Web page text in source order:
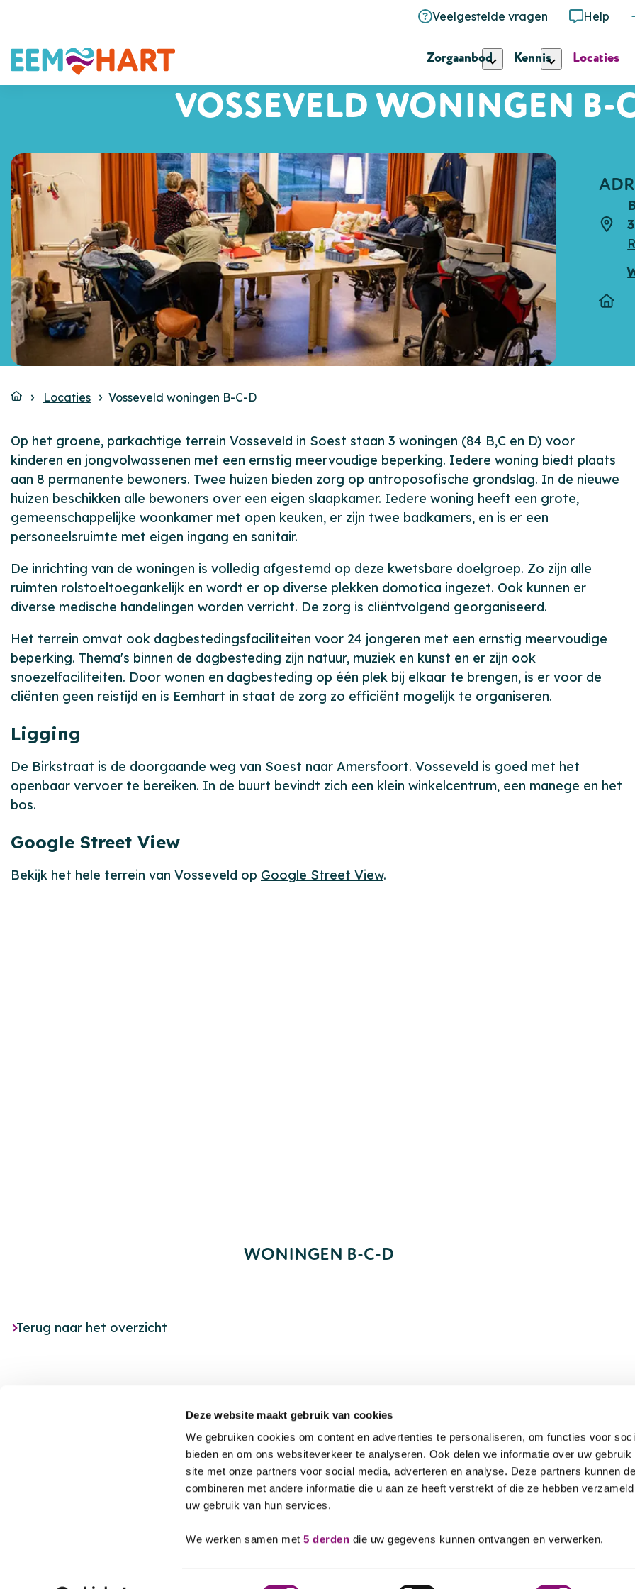
Deze website maakt gebruik van cookies
We gebruiken cookies om content en advertenties te personaliseren, om functies voor
bieden en om ons websiteverkeer te analyseren. Ook delen we informatie over uw gebruik
site met onze partners voor social media, adverteren en analyse. Deze partners kunnen
combineren met andere informatie die u aan ze heeft verstrekt of die ze hebben
uw gebruik van hun services.
We werken samen met5 derden die uw gegevens kunnen ontvangen en verwerken.
Veelgestelde vragen Help
Zorgaanbod Kennis Locaties
VOSSEVELD WONINGEN B-
Adres
Type
Locaties Vosseveld woningen B-C-D
Op het groene, parkachtige terrein Vosseveld in Soest staan 3 woningen (84 B,C en D) voor
kinderen en jongvolwassenen met een ernstig meervoudige beperking. Iedere woning biedt plaats
aan 8 permanente bewoners. Twee huizen bieden zorg op antroposofische grondslag. In de nieuwe
huizen beschikken alle bewoners over een eigen slaapkamer. Iedere woning heeft een grote,
gemeenschappelijke woonkamer met open keuken, er zijn twee badkamers, en is er een
personeelsruimte met eigen ingang en sanitair.
De inrichting van de woningen is volledig afgestemd op deze kwetsbare doelgroep. Zo zijn alle
ruimten rolstoeltoegankelijk en wordt er op diverse plekken domotica ingezet. Ook kunnen er
diverse medische handelingen worden verricht. De zorg is cliëntvolgend georganiseerd.
Het terrein omvat ook dagbestedingsfaciliteiten voor 24 jongeren met een ernstig meervoudige
beperking. Thema's binnen de dagbesteding zijn natuur, muziek en kunst en er zijn ook
snoezelfaciliteiten. Door wonen en dagbesteding op één plek bij elkaar te brengen, is er voor de
cliënten geen reistijd en is Eemhart in staat de zorg zo efficiënt mogelijk te organiseren.
Ligging
De Birkstraat is de doorgaande weg van Soest naar Amersfoort. Vosseveld is goed met het
openbaar vervoer te bereiken. In de buurt bevindt zich een klein winkelcentrum, een manege en het
bos.
Google Street View
Bekijk het hele terrein van Vosseveld op Google Street View.
WONINGEN B-C-D
Terug naar het overzicht
Nieuws
Agenda
Locaties